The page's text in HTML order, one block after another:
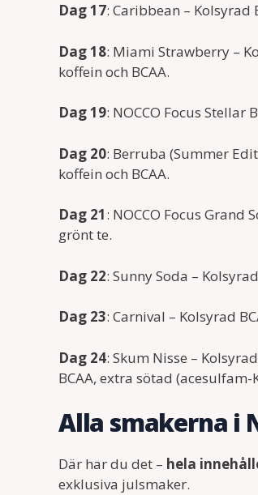
Dag 17: Caribbean –
Dag 18: Miami Strawberry –
koffein och BCAA.
Dag 19: NOCCO Focus
Dag 20: Berruba (Summer
koffein och BCAA.
Dag 21: NOCCO Focus
grönt te.
Dag 22: Sunny Soda –
Dag 23: Carnival – Kolsyrad
Dag 24: Skum Nisse –
BCAA, extra sötad
Alla smakerna i
Där har du det – hela
exklusiva julsmaker.